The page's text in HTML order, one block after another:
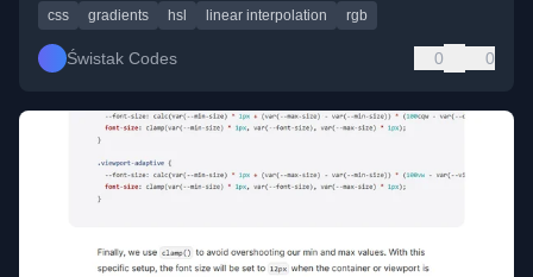
css gradients hsl linear interpolation rgb
Świstak Codes 0 0